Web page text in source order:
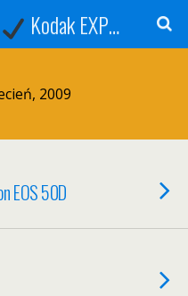
Kodak EXPRESS
2009
EOS 50D